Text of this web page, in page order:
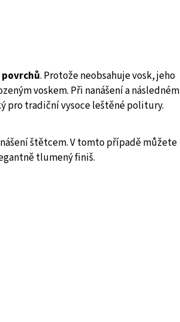
. Protože neobsahuje vosk, jeho
voskem. Při nanášení a následném
pro tradiční vysoce leštěné politury.
štětcem. V tomto případě můžete
tlumený finiš.